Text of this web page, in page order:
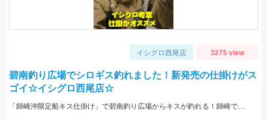
イシグロ西尾店 3275 view
碧南釣り広場でシロギス釣れました！新発売の仕掛けがス
ゴイ☆イシグロ西尾店☆
「師崎沖限定船キス仕掛け」で碧南釣り広場からキスが釣れる！師崎でも船でもないけどとっても使いやすい！